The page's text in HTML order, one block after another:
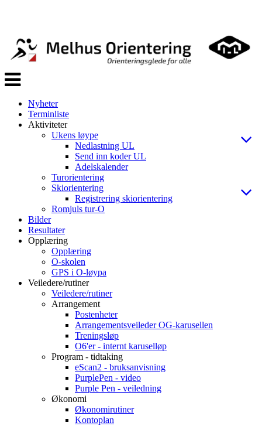
Veksle
navigasjon
Nyheter
Terminliste
Aktiviteter
Ukens løype
Nedlastning UL
Send inn koder UL
Adelskalender
Turorientering
Skiorientering
Registrering skiorientering
Romjuls tur-O
Bilder
Resultater
Opplæring
Opplæring
O-skolen
GPS i O-løypa
Veiledere/rutiner
Veiledere/rutiner
Arrangement
Postenheter
Arrangementsveileder OG-karusellen
Treningsløp
O6'er - internt karuselløp
Program - tidtaking
eScan2 - bruksanvisning
PurplePen - video
Purple Pen - veiledning
Økonomi
Økonomirutiner
Kontoplan